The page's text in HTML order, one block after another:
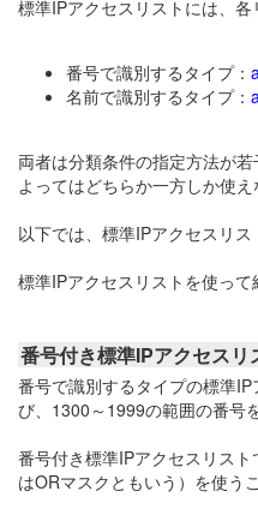
標準IPアクセスリストには、
番号で識別するタイプ：
名前で識別するタイプ：
両者は分類条件の指定方法が
よってはどちらか一方しか使
以下では、標準IPアクセスリス
標準IPアクセスリストを使っ
番号付き標準IPアクセスリ
番号で識別するタイプの標準IP
び、1300～1999の範囲の番号
番号付き標準IPアクセスリス
はORマスクともいう）を使う